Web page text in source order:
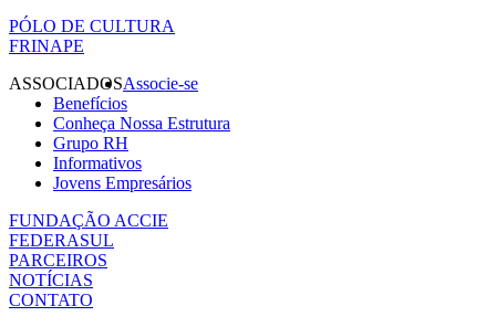
PÓLO DE CULTURA
FRINAPE
ASSOCIADOSAssocie-se
Benefícios
Conheça Nossa Estrutura
Grupo RH
Informativos
Jovens Empresários
FUNDAÇÃO ACCIE
FEDERASUL
PARCEIROS
NOTÍCIAS
CONTATO